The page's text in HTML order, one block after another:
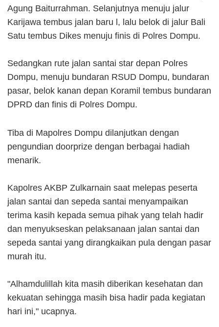
Agung Baiturrahman. Selanjutnya menuju jalur
Karijawa tembus jalan baru l, lalu belok di jalur Bali
Satu tembus Dikes menuju finis di Polres Dompu.
Sedangkan rute jalan santai star depan Polres
Dompu, menuju bundaran RSUD Dompu, bundaran
pasar, belok kanan depan Koramil tembus bundaran
DPRD dan finis di Polres Dompu.
Tiba di Mapolres Dompu dilanjutkan dengan
pengundian doorprize dengan berbagai hadiah
menarik.
Kapolres AKBP Zulkarnain saat melepas peserta
jalan santai dan sepeda santai menyampaikan
terima kasih kepada semua pihak yang telah hadir
dan menyukseskan pelaksanaan jalan santai dan
sepeda santai yang dirangkaikan pula dengan pasar
murah itu.
"Alhamdulillah kita masih diberikan kesehatan dan
kekuatan sehingga masih bisa hadir pada kegiatan
hari ini," ucapnya.